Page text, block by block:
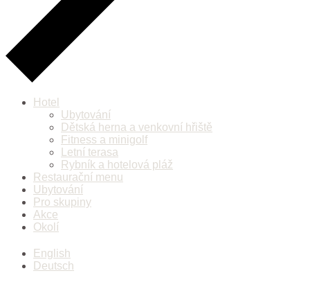
Hotel
Ubytování
Dětská herna a venkovní hřiště
Fitness a minigolf
Letní terasa
Rybník a hotelová pláž
Restaurační menu
Ubytování
Pro skupiny
Akce
Okolí
English
Deutsch